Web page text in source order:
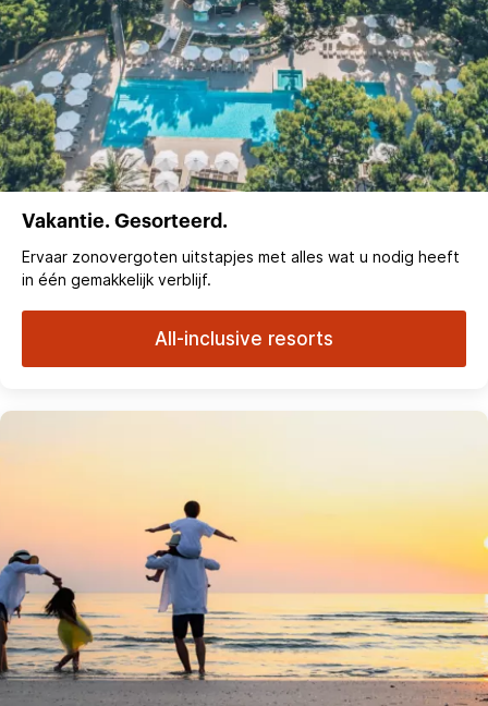
Vakantie. Gesorteerd.
Ervaar zonovergoten uitstapjes met alles wat u nodig heeft
in één gemakkelijk verblijf.
All-inclusive resorts